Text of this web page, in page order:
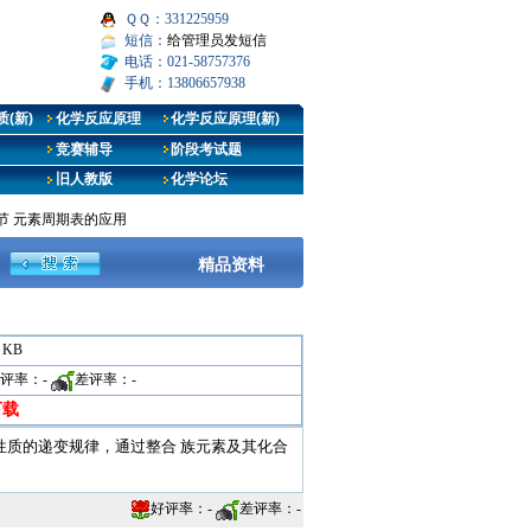
ＱＱ：331225959
短信： 给管理员发短信
电话：021-58757376
手机：13806657938
(新) 化学反应原理
化学反应原理(新)
竞赛辅导
阶段考试题
旧人教版 化学论坛
元素周期表的应用
精品资料
KB
率： - 差评率： -
的递变规律，通过整合 族元素及其化合
好评率： - 差评率： -